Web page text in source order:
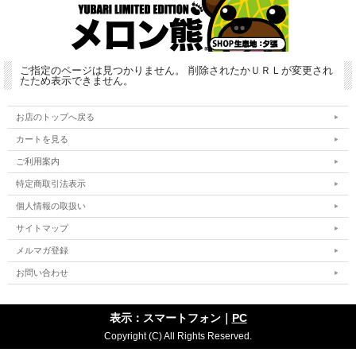
ご指定のページは見つかりません。 削除されたかＵＲＬが変更され
たため表示できません。
お店のトップへ戻る
カートを見る
ご利用案内
特定商取引法表示
個人情報の取扱い
サイトマップ
メルマガ登録
お問い合わせ
表示：スマートフォン｜ PC
Copyright (C) All Rights Reserved.